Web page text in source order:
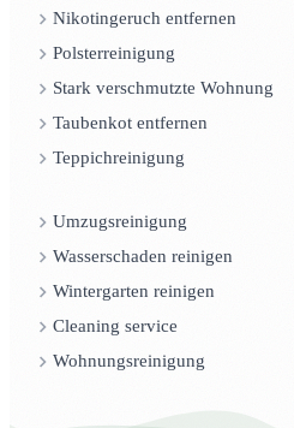
Nikotingeruch entfernen
Polsterreinigung
Stark verschmutzte Wohnung
Taubenkot entfernen
Teppichreinigung
Umzugsreinigung
Wasserschaden reinigen
Wintergarten reinigen
Cleaning service
Wohnungsreinigung